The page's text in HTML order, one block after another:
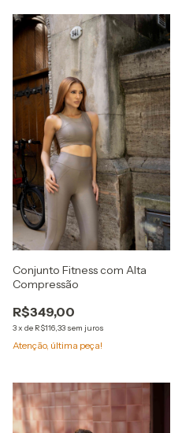
Conjunto Fitness com Alta
Compressão
R$349,00
3x de R$116,33 sem juros
Atenção, última peça!